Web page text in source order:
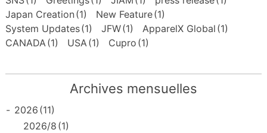
Japan Creation (1) New Feature(1)
System Updates(1) JFW(1) ApparelX Global (1)
CANADA(1) USA(1) Cupro (1)
Archives mensuelles
- 2026 (11)
2026/8 (1)